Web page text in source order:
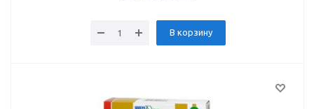
В корзину